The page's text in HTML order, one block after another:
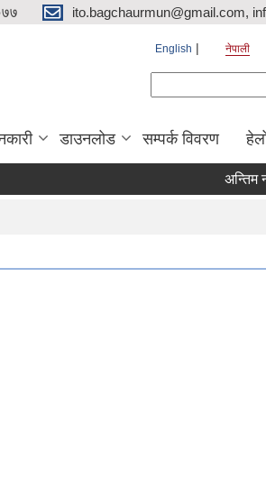
ito.bagchaurmun@gmail.com,
English नेपाली
डाउनलोड सम्पर्क विवरण
अन्तिम